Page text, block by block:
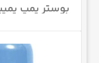
با قدرت 5.5 اسب بخار